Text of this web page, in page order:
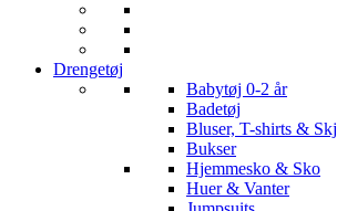
Drengetøj
Babytøj 0-2 år
Badetøj
Bluser, T-shirts &
Bukser
Hjemmesko & Sko
Huer & Vanter